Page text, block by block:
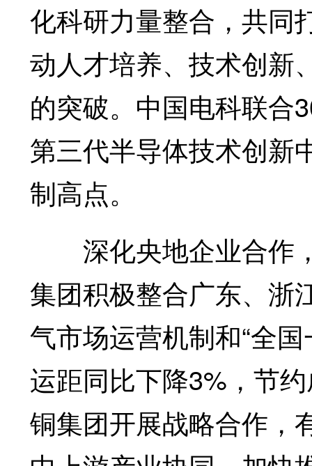
化科研力量整合，共同
动人才培养、技术创新
的突破。中国电科联合
第三代半导体技术创新
制高点。
深化央地企业合作
集团积极整合广东、浙
气市场运营机制和“全
运距同比下降3%，节
铜集团开展战略合作，